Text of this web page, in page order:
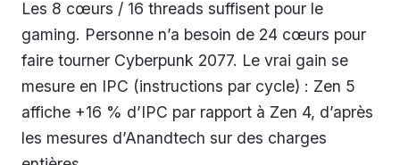
Les 8 cœurs / 16 threads suffisent pour le
gaming. Personne n’a besoin de 24 cœurs pour
faire tourner Cyberpunk 2077. Le vrai gain se
mesure en IPC (instructions par cycle) : Zen 5
affiche +16 % d’IPC par rapport à Zen 4, d’après
les mesures d’Anandtech sur des charges